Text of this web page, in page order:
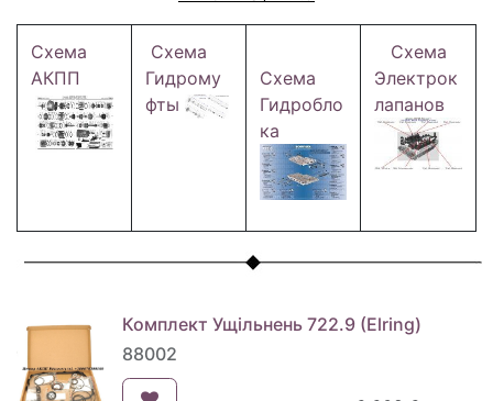
Схема
АКПП
Схема
Гидрому
фты
Схема
Гидробло
ка
Схема
Электрок
лапанов
Комплект Ущільнень 722.9 (Elring)
88002